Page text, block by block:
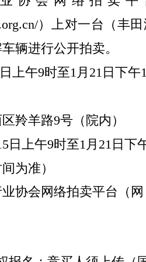
） 上对一台 （丰
车辆进行公开拍卖。
日上午9时至1月21日下午1
羚羊路9号（院内）
日上午9时至1月21日下
为准）
协会网络拍卖平台（网